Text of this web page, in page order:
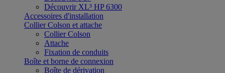
Découvrir XL³ HP 6300
Accessoires d'installation
Collier Colson et attache
Collier Colson
Attache
Fixation de conduits
Boîte et borne de connexion
Boîte de dérivation